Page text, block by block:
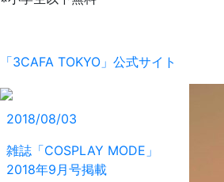
「3CAFA TOKYO」公式サイト
2018/08/03
雑誌「COSPLAY MODE」
2018年9月号掲載